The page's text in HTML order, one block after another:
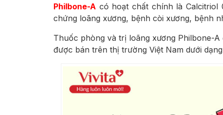
Philbone-A có hoạt chất chính là Calcitriol
chứng loãng xương, bệnh còi xương, bệnh
Thuốc phòng và trị loãng xương Philbone-
được bán trên thị trường Việt Nam dưới